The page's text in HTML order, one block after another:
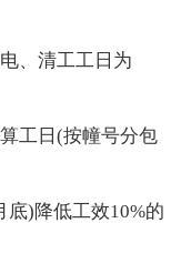
、清工工日为
工日(按幢号分包
底)降低工效10%的